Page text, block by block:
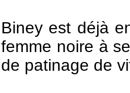
Biney est déjà
femme noire à
de patinage de